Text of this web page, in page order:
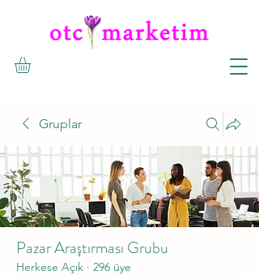
Gruplar
Pazar Araştırması Grubu
Herkese Açık · 296 üye